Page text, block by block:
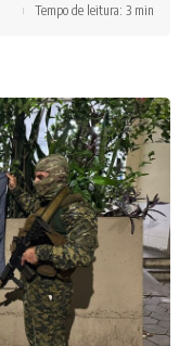
Tempo de leitura: 3 min